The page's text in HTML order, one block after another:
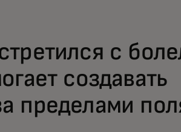
с
создавать
пределами